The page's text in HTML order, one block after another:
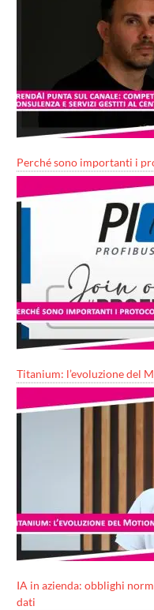
Perché sono importanti i
Titanium: l’evoluzione del
IA in azienda: obblighi
dati